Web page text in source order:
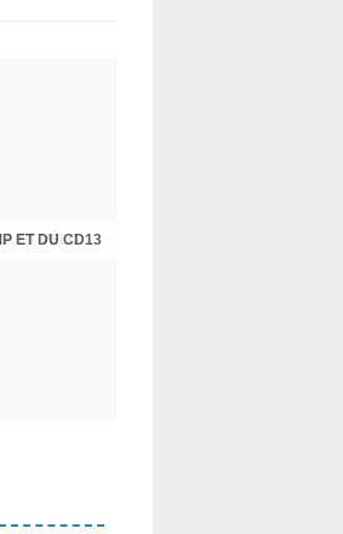
ET DU CD13
APRÈS LA DÉAMBULATION CYCLABLE, LETTRE DE RAMDAM, FNE PACA ET VÉLOS EN VILLE À MONSIEUR LE PRÉFET DE POLICE ...